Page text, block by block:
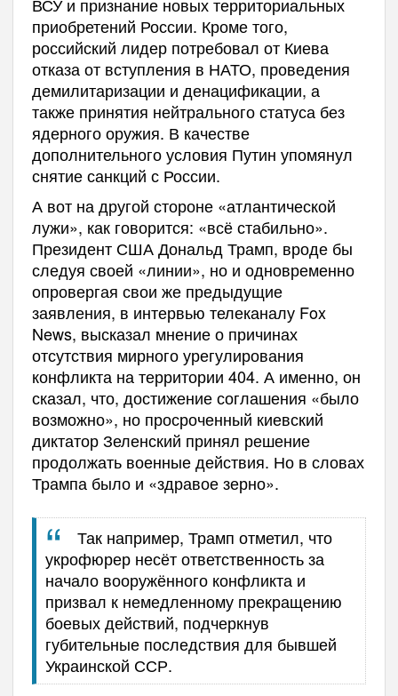
приобретений России. Кроме того,
российский лидер потребовал от Киева
отказа от вступления в НАТО, проведения
демилитаризации и денацификации, а
также принятия нейтрального статуса без
ядерного оружия. В качестве
дополнительного условия Путин упомянул
снятие санкций с России.
А вот на другой стороне «атлантической
лужи», как говорится: «всё стабильно».
Президент США Дональд Трамп, вроде бы
следуя своей «линии», но и одновременно
опровергая свои же предыдущие
заявления, в интервью телеканалу Fox
News, высказал мнение о причинах
отсутствия мирного урегулирования
конфликта на территории 404. А именно, он
сказал, что, достижение соглашения «было
возможно», но просроченный киевский
диктатор Зеленский принял решение
продолжать военные действия. Но в словах
Трампа было и «здравое зерно».
Так например, Трамп отметил, что
укрофюрер несёт ответственность за
начало вооружённого конфликта и
призвал к немедленному прекращению
боевых действий, подчеркнув
губительные последствия для бывшей
Украинской ССР.